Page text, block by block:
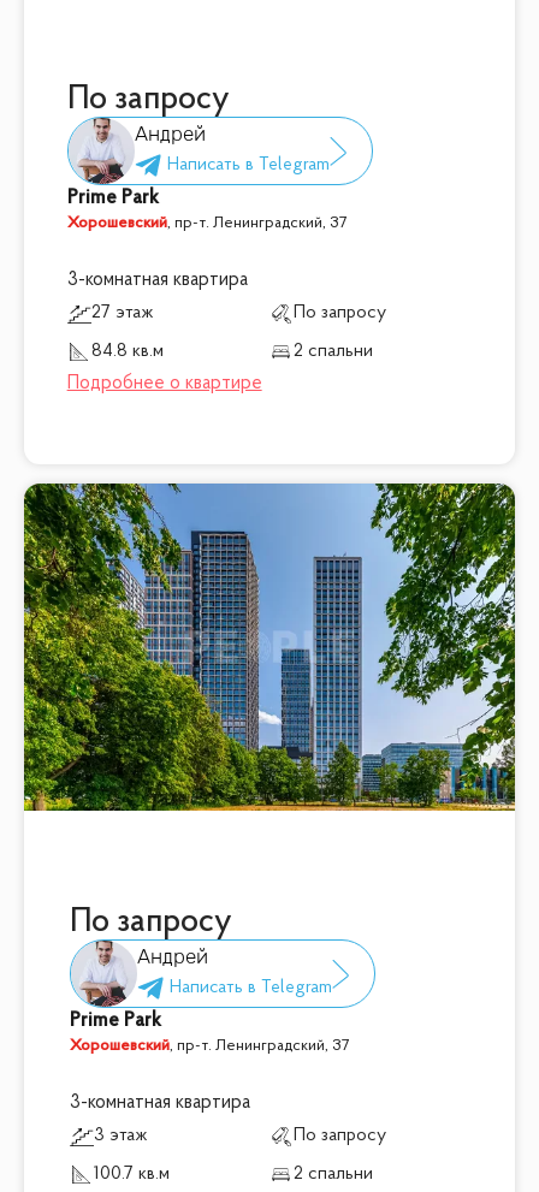
По запросу
Андрей
Prime Park
Хорошевский, пр-т. Ленинградский, 37
3-комнатная квартира
27 этаж
По запросу
84.8 кв.м
2 спальни
По запросу
Андрей
Prime Park
Хорошевский, пр-т. Ленинградский, 37
3-комнатная квартира
3 этаж
По запросу
100.7 кв.м
2 спальни